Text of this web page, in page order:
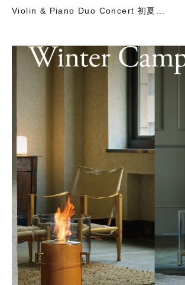
Violin & Piano Duo Concert 初夏...